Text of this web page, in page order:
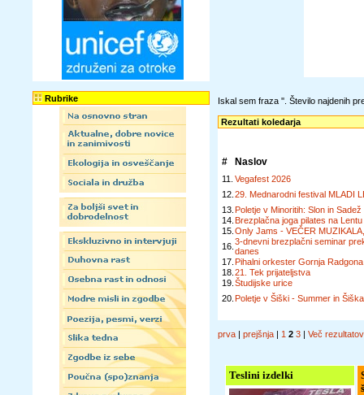
Rubrike Iskal sem fraza ''. Število najdenih
Rezultati koledarja
# Naslov
11. Vegafest 2026
12. 29. Mednarodni festival MLADI
13. Poletje v Minoritih: Slon in Sadež
14. Brezplačna joga pilates na Lentu
15. Only Jams - VEČER
16. 3-dnevni brezplačni seminar
danes
17. Pihalni orkester Gornja Radgona
18. 21. Tek prijateljstva
19. Študijske urice
20. Poletje v Šiški - Summer in
prva | prejšnja | 1 2 3 | Več
Teslini izdelki